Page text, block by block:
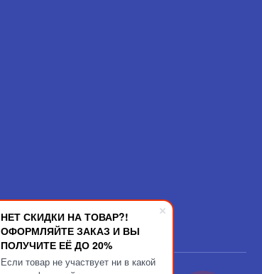
НЕТ СКИДКИ НА ТОВАР?!
ОФОРМЛЯЙТЕ ЗАКАЗ И ВЫ
ПОЛУЧИТЕ ЕЁ ДО 20%
Если товар не участвует ни в какой